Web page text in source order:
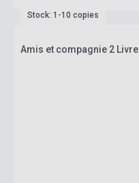
Stock: 1-10 copies
Amis et compagnie 2